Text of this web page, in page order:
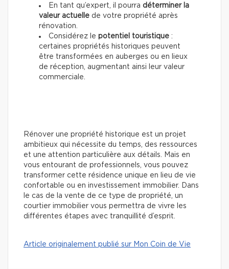
En tant qu’expert, il pourra déterminer la
valeur actuelle de votre propriété après
rénovation.
Considérez le potentiel touristique :
certaines propriétés historiques peuvent
être transformées en auberges ou en lieux
de réception, augmentant ainsi leur valeur
commerciale.
Rénover une propriété historique est un projet
ambitieux qui nécessite du temps, des ressources
et une attention particulière aux détails. Mais en
vous entourant de professionnels, vous pouvez
transformer cette résidence unique en lieu de vie
confortable ou en investissement immobilier. Dans
le cas de la vente de ce type de propriété, un
courtier immobilier vous permettra de vivre les
différentes étapes avec tranquillité d’esprit.
Article originalement publié sur Mon Coin de Vie